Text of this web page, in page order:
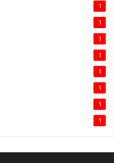
1
1
1
1
1
1
1
1